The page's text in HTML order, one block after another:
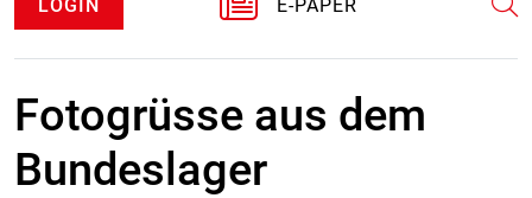
LOGIN E-PAPER
Fotogrüsse aus dem
Bundeslager